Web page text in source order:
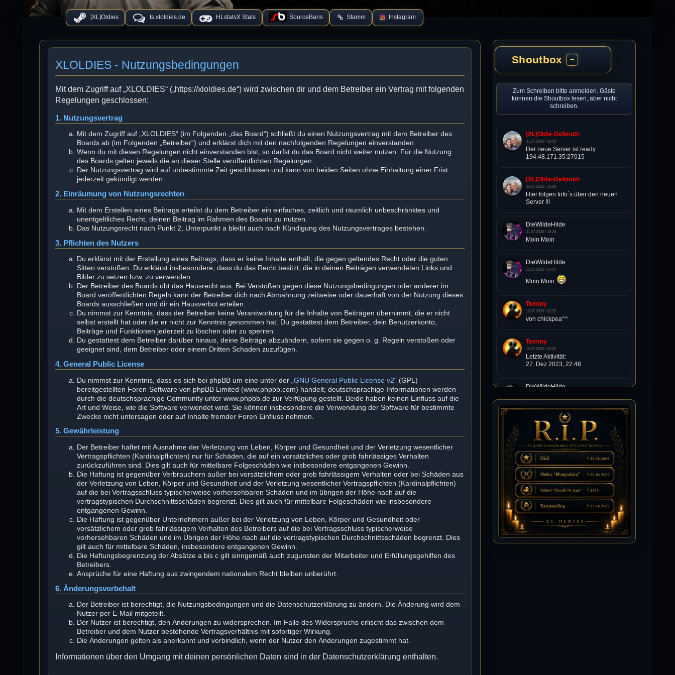
[XL]Oldies ts.xloldies.de HLstatsX Stats SourceBans Stamm Instagram
XLOLDIES - Nutzungsbedingungen
Mit dem Zugriff auf „XLOLDIES“ („https://xloldies.de“) wird zwischen dir und dem Betreiber ein Vertrag mit folgenden
Regelungen geschlossen:
1. Nutzungsvertrag
Mit dem Zugriff auf „XLOLDIES“ (im Folgenden „das Board“) schließt du einen Nutzungsvertrag mit dem Betreiber des
Boards ab (im Folgenden „Betreiber“) und erklärst dich mit den nachfolgenden Regelungen einverstanden.
Wenn du mit diesen Regelungen nicht einverstanden bist, so darfst du das Board nicht weiter nutzen. Für die Nutzung
des Boards gelten jeweils die an dieser Stelle veröffentlichten Regelungen.
Der Nutzungsvertrag wird auf unbestimmte Zeit geschlossen und kann von beiden Seiten ohne Einhaltung einer Frist
jederzeit gekündigt werden.
2. Einräumung von Nutzungsrechten
Mit dem Erstellen eines Beitrags erteilst du dem Betreiber ein einfaches, zeitlich und räumlich unbeschränktes und
unentgeltliches Recht, deinen Beitrag im Rahmen des Boards zu nutzen.
Das Nutzungsrecht nach Punkt 2, Unterpunkt a bleibt auch nach Kündigung des Nutzungsvertrages bestehen.
3. Pflichten des Nutzers
Du erklärst mit der Erstellung eines Beitrags, dass er keine Inhalte enthält, die gegen geltendes Recht oder die guten
Sitten verstoßen. Du erklärst insbesondere, dass du das Recht besitzt, die in deinen Beiträgen verwendeten Links und
Bilder zu setzen bzw. zu verwenden.
Der Betreiber des Boards übt das Hausrecht aus. Bei Verstößen gegen diese Nutzungsbedingungen oder anderer im
Board veröffentlichten Regeln kann der Betreiber dich nach Abmahnung zeitweise oder dauerhaft von der Nutzung dieses
Boards ausschließen und dir ein Hausverbot erteilen.
Du nimmst zur Kenntnis, dass der Betreiber keine Verantwortung für die Inhalte von Beiträgen übernimmt, die er nicht
selbst erstellt hat oder die er nicht zur Kenntnis genommen hat. Du gestattest dem Betreiber, dein Benutzerkonto,
Beiträge und Funktionen jederzeit zu löschen oder zu sperren.
Du gestattest dem Betreiber darüber hinaus, deine Beiträge abzuändern, sofern sie gegen o. g. Regeln verstoßen oder
geeignet sind, dem Betreiber oder einem Dritten Schaden zuzufügen.
4. General Public License
Du nimmst zur Kenntnis, dass es sich bei phpBB um eine unter der „GNU General Public License v2“ (GPL)
bereitgestellten Foren-Software von phpBB Limited (www.phpbb.com) handelt; deutschsprachige Informationen werden
durch die deutschsprachige Community unter www.phpbb.de zur Verfügung gestellt. Beide haben keinen Einfluss auf die
Art und Weise, wie die Software verwendet wird. Sie können insbesondere die Verwendung der Software für bestimmte
Zwecke nicht untersagen oder auf Inhalte fremder Foren Einfluss nehmen.
5. Gewährleistung
Der Betreiber haftet mit Ausnahme der Verletzung von Leben, Körper und Gesundheit und der Verletzung wesentlicher
Vertragspflichten (Kardinalpflichten) nur für Schäden, die auf ein vorsätzliches oder grob fahrlässiges Verhalten
zurückzuführen sind. Dies gilt auch für mittelbare Folgeschäden wie insbesondere entgangenen Gewinn.
Die Haftung ist gegenüber Verbrauchern außer bei vorsätzlichem oder grob fahrlässigem Verhalten oder bei Schäden aus
der Verletzung von Leben, Körper und Gesundheit und der Verletzung wesentlicher Vertragspflichten (Kardinalpflichten)
auf die bei Vertragsschluss typischerweise vorhersehbaren Schäden und im übrigen der Höhe nach auf die
vertragstypischen Durchschnittsschäden begrenzt. Dies gilt auch für mittelbare Folgeschäden wie insbesondere
entgangenen Gewinn.
Die Haftung ist gegenüber Unternehmern außer bei der Verletzung von Leben, Körper und Gesundheit oder
vorsätzlichem oder grob fahrlässigem Verhalten des Betreibers auf die bei Vertragsschluss typischerweise
vorhersehbaren Schäden und im Übrigen der Höhe nach auf die vertragstypischen Durchschnittsschäden begrenzt. Dies
gilt auch für mittelbare Schäden, insbesondere entgangenen Gewinn.
Die Haftungsbegrenzung der Absätze a bis c gilt sinngemäß auch zugunsten der Mitarbeiter und Erfüllungsgehilfen des
Betreibers.
Ansprüche für eine Haftung aus zwingendem nationalem Recht bleiben unberührt.
6. Änderungsvorbehalt
Der Betreiber ist berechtigt, die Nutzungsbedingungen und die Datenschutzerklärung zu ändern. Die Änderung wird dem
Nutzer per E-Mail mitgeteilt.
Der Nutzer ist berechtigt, den Änderungen zu widersprechen. Im Falle des Widerspruchs erlischt das zwischen dem
Betreiber und dem Nutzer bestehende Vertragsverhältnis mit sofortiger Wirkung.
Die Änderungen gelten als anerkannt und verbindlich, wenn der Nutzer den Änderungen zugestimmt hat.
Informationen über den Umgang mit deinen persönlichen Daten sind in der Datenschutzerklärung enthalten.
Shoutbox −
Zum Schreiben bitte anmelden. Gäste
können die Shoutbox lesen, aber nicht
schreiben.
[XL]Oldie-Dellmuth
31.07.2026 / 18:59
Der neue Server ist ready
194.48.171.35:27015
[XL]Oldie-Dellmuth
30.07.2026 / 16:08
Hier folgen Info´s über den neuen
Server !!!
DieWildeHilde
21.07.2026 / 10:28
Moin Moin
DieWildeHilde
12.07.2026 / 14:14
Moin Moin
Tommy
10.07.2026 / 22:25
von chickpea^^
Tommy
10.07.2026 / 22:25
Letzte Aktivität:
27. Dez 2023, 22:48
DieWildeHilde
Happy Birthday Chickpea
DieWildeHilde
10.07.2026 / 10:08
Hallo meine Lieben!
Isimiyaki
10.07.2026 / 00:34
Alles gute chickpea
Mojochilla
02.07.2026 / 15:53
Was geht aaaaaaaaaaaab